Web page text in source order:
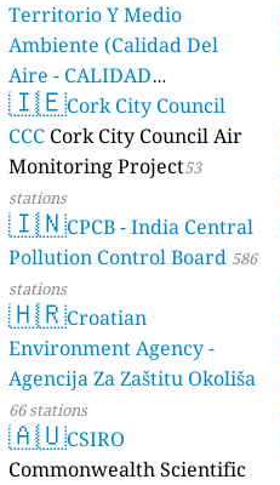
Territorio Y Medio
Ambiente (Calidad Del
Aire - CALIDAD
AMBIENTAL) 23 stations
🇮🇪Cork City Council
CCC Cork City Council Air
Monitoring Project53
stations
🇮🇳CPCB - India Central
Pollution Control Board 586
stations
🇭🇷Croatian
Environment Agency -
Agencija Za Zaštitu Okoliša
66 stations
🇦🇺CSIRO
Commonwealth Scientific